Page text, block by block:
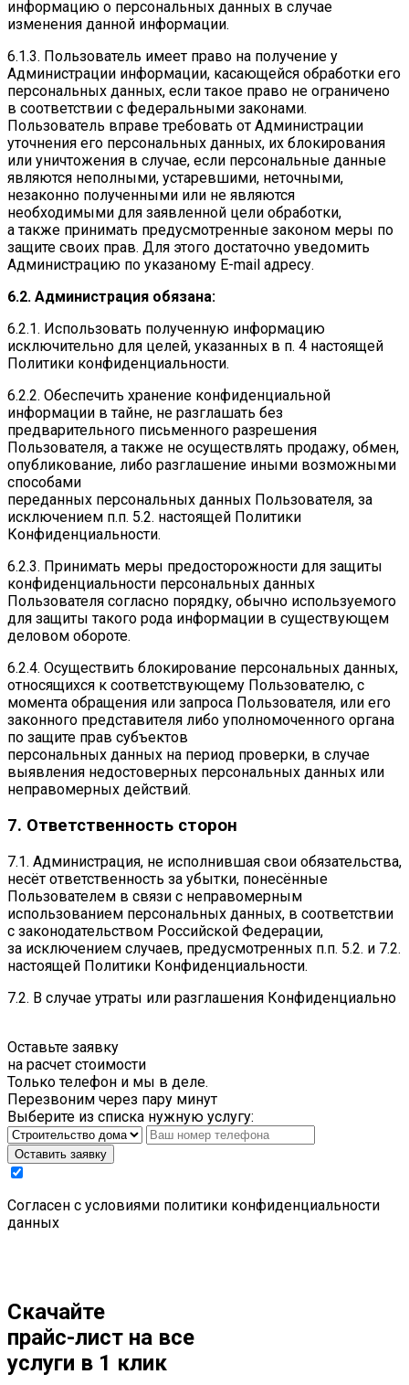
информацию о персональных данных в случае
изменения данной информации.
6.1.3. Пользователь имеет право на получение у
Администрации информации, касающейся обработки его
персональных данных, если такое право не ограничено
в соответствии с федеральными законами.
Пользователь вправе требовать от Администрации
уточнения его персональных данных, их блокирования
или уничтожения в случае, если персональные данные
являются неполными, устаревшими, неточными,
незаконно полученными или не являются
необходимыми для заявленной цели обработки,
а также принимать предусмотренные законом меры по
защите своих прав. Для этого достаточно уведомить
Администрацию по указаному E-mail адресу.
6.2. Администрация обязана:
6.2.1. Использовать полученную информацию
исключительно для целей, указанных в п. 4 настоящей
Политики конфиденциальности.
6.2.2. Обеспечить хранение конфиденциальной
информации в тайне, не разглашать без
предварительного письменного разрешения
Пользователя, а также не осуществлять продажу, обмен,
опубликование, либо разглашение иными возможными
способами
переданных персональных данных Пользователя, за
исключением п.п. 5.2. настоящей Политики
Конфиденциальности.
6.2.3. Принимать меры предосторожности для защиты
конфиденциальности персональных данных
Пользователя согласно порядку, обычно используемого
для защиты такого рода информации в существующем
деловом обороте.
6.2.4. Осуществить блокирование персональных данных,
относящихся к соответствующему Пользователю, с
момента обращения или запроса Пользователя, или его
законного представителя либо уполномоченного органа
по защите прав субъектов
персональных данных на период проверки, в случае
выявления недостоверных персональных данных или
неправомерных действий.
7. Ответственность сторон
7.1. Администрация, не исполнившая свои обязательства,
несёт ответственность за убытки, понесённые
Пользователем в связи с неправомерным
использованием персональных данных, в соответствии
с законодательством Российской Федерации,
за исключением случаев, предусмотренных п.п. 5.2. и 7.2.
настоящей Политики Конфиденциальности.
7.2. В случае утраты или разглашения Конфиденциально
Оставьте заявку
на расчет стоимости
Только телефон и мы в деле.
Перезвоним через пару минут
Выберите из списка нужную услугу:
Оставить заявку
Cогласен с условиями политики конфиденциальности
данных
Скачайте
прайс-лист на все
услуги в 1 клик